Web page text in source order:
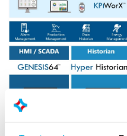
Snelle en robuuste Data